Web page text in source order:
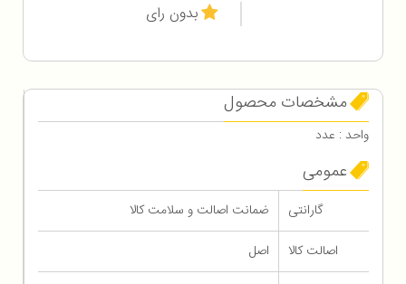
بدون رای
مشخصات محصول
واحد : عدد
عمومی
گارانتی
ضمانت اصالت و سلامت کالا
اصالت کالا
اصل